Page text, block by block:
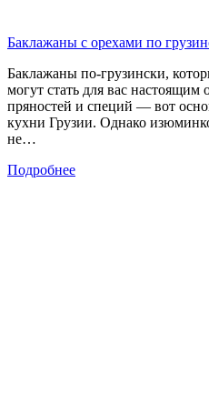
Баклажаны с орехами по
Баклажаны по-грузински,
могут стать для вас
пряностей и специй — вот
кухни Грузии. Однако
не…
Подробнее